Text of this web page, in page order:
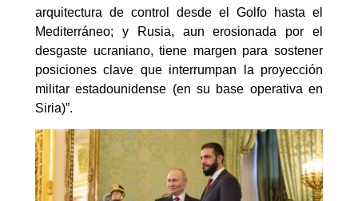
arquitectura de control desde el Golfo hasta el
Mediterráneo; y Rusia, aun erosionada por el
desgaste ucraniano, tiene margen para sostener
posiciones clave que interrumpan la proyección
militar estadounidense (en su base operativa en
Siria)”.